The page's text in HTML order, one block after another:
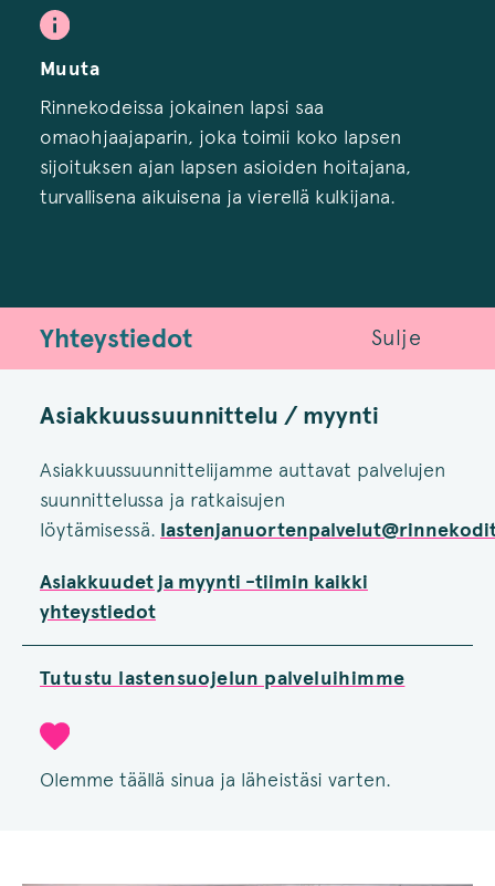
Muuta
Rinnekodeissa jokainen lapsi saa
omaohjaajaparin, joka toimii koko lapsen
sijoituksen ajan lapsen asioiden hoitajana,
turvallisena aikuisena ja vierellä kulkijana.
Yhteystiedot Sulje
Asiakkuussuunnittelu / myynti
Asiakkuussuunnittelijamme auttavat palvelujen
suunnittelussa ja ratkaisujen
löytämisessä.
Asiakkuudet ja myynti -tiimin kaikki
yhteystiedot
Tutustu lastensuojelun palveluihimme
Olemme täällä sinua ja läheistäsi varten.